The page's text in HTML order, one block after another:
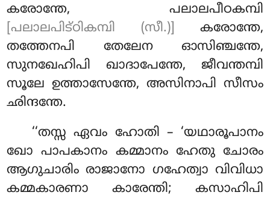
കരോന്തേ, പലാലപീഠകമ്പി
[പലാലപിട്ഠികമ്പി (സീ.)]
കരോന്തേ,
തത്തേനപി തേലേന ഓസിഞ്ചന്തേ,
സുനഖേഹിപി ഖാദാപേന്തേ, ജീവന്തമ്പി
സൂലേ ഉത്താസേന്തേ, അസിനാപി സീസം
ഛിന്ദന്തേ.
‘‘തസ്സ ഏവം ഹോതി – ‘യഥാരൂപാനം
ഖോ പാപകാനം കമ്മാനം ഹേതു ചോരം
ആഗുചാരിം രാജാനോ ഗഹേത്വാ വിവിധാ
കമ്മകാരണാ കാരേന്തി; കസാഹിപി